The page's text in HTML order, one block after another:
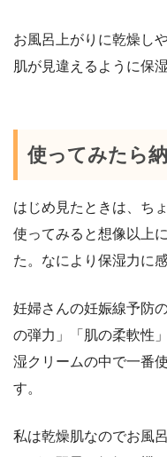
お風呂上がりに乾燥し
肌が見違えるように保
使ってみたら
はじめ見たときは、ち
使ってみると想像以上
た。なにより保湿力に
妊婦さんの妊娠線予防
の弾力」「肌の柔軟性
湿クリームの中で一番
す。
私は乾燥肌なのでお風